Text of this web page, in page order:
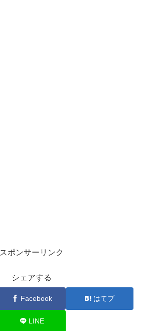
スポンサーリンク
シェアする
Facebook はてブ
LINE